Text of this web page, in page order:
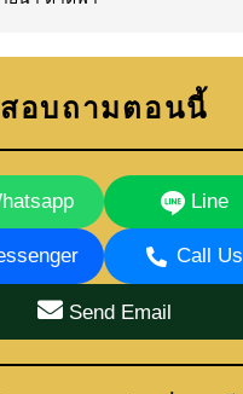
สอบถามตอนนี้
Line
Call Us
Send Email